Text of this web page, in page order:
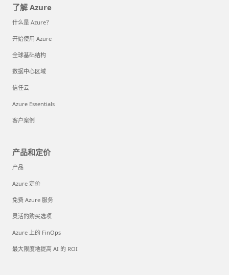
了解 Azure
什么是 Azure？
开始使用 Azure
全球基础结构
数据中心区域
信任云
Azure Essentials
客户案例
产品和定价
产品
Azure 定价
免费 Azure 服务
灵活的购买选项
Azure 上的 FinOps
最大限度地提高 AI 的 ROI